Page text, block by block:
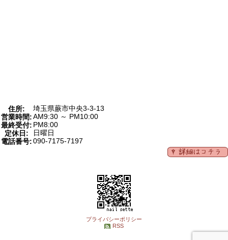
住所:
埼玉県蕨市中央3-3-13
営業時間:AM9:30 ～ PM10:00
最終受付: PM8:00
定休日:
日曜日
電話番号:090-7175-7197
プライバシーポリシー
RSS